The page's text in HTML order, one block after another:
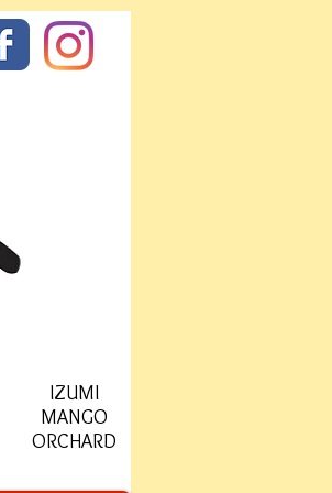
IZUMI
MANGO
ORCHARD